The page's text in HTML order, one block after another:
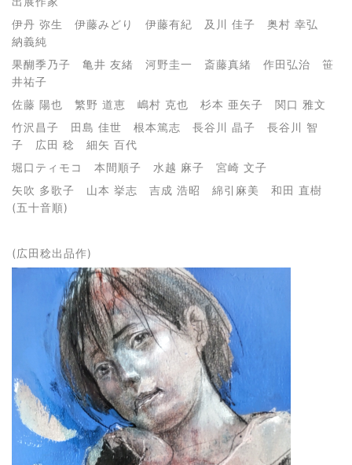
伊丹 弥生 伊藤みどり 伊藤有紀 及川 佳子 奥村 幸弘
納義純
果醐季乃子 亀井 友緒 河野圭一 斎藤真緒 作田弘治 笹
井祐子
佐藤 陽也 繁野 道恵 嶋村 克也 杉本 亜矢子 関口 雅文
竹沢昌子 田島 佳世 根本篤志 長谷川 晶子 長谷川 智
子 広田 稔 細矢 百代
堀口ティモコ 本間順子 水越 麻子 宮崎 文子
矢吹 多歌子 山本 挙志 吉成 浩昭 綿引麻美 和田 直樹
(五十音順)
(広田稔出品作)